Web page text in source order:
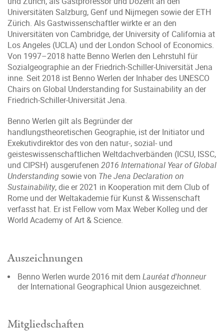
Universitäten Salzburg, Genf und Nijmegen sowie der ETH
Zürich. Als Gastwissenschaftler wirkte er an den
Universitäten von Cambridge, der University of California at
Los Angeles (UCLA) und der London School of Economics.
Von 1997–2018 hatte Benno Werlen den Lehrstuhl für
Sozialgeographie an der Friedrich-Schiller-Universität Jena
inne. Seit 2018 ist Benno Werlen der Inhaber des UNESCO
Chairs on Global Understanding for Sustainability an der
Friedrich-Schiller-Universität Jena.
Benno Werlen gilt als Begründer der
handlungstheoretischen Geographie, ist der Initiator und
Exekutiv­direktor des von den natur-, sozial- und
geisteswissenschaftlichen Weltdachverbänden (ICSU, ISSC,
und CIPSH) ausgerufenen 2016 International Year of Global
Understanding sowie von The Jena Declaration on
Sustainability, die er 2021 in Kooperation mit dem Club of
Rome und der Weltakade­mie für Kunst & Wissenschaft
verfasst hat. Er ist Fellow vom Max Weber Kolleg und der
World Academy of Art & Science.
Auszeichnungen
Benno Werlen wurde 2016 mit dem Lauréat d'honneur
der International Geographical Union ausgezeichnet.
Mitgliedschaften